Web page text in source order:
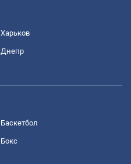
Харьков
Днепр
Баскетбол
Бокс